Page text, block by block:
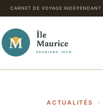
CARNET DE VOYAGE
ACTUALITÉS ·